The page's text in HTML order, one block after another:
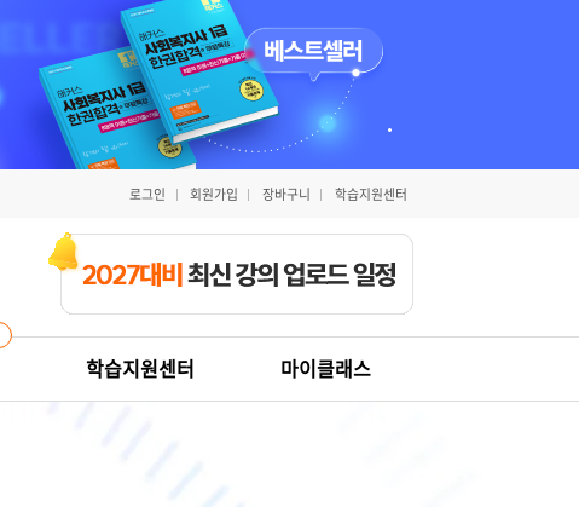
로그인 회원가입 장바구니 학습지원센터
학습지원센터 마이클래스